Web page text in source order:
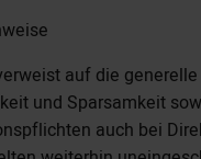
auf die
und Sparsamkeit
auch bei